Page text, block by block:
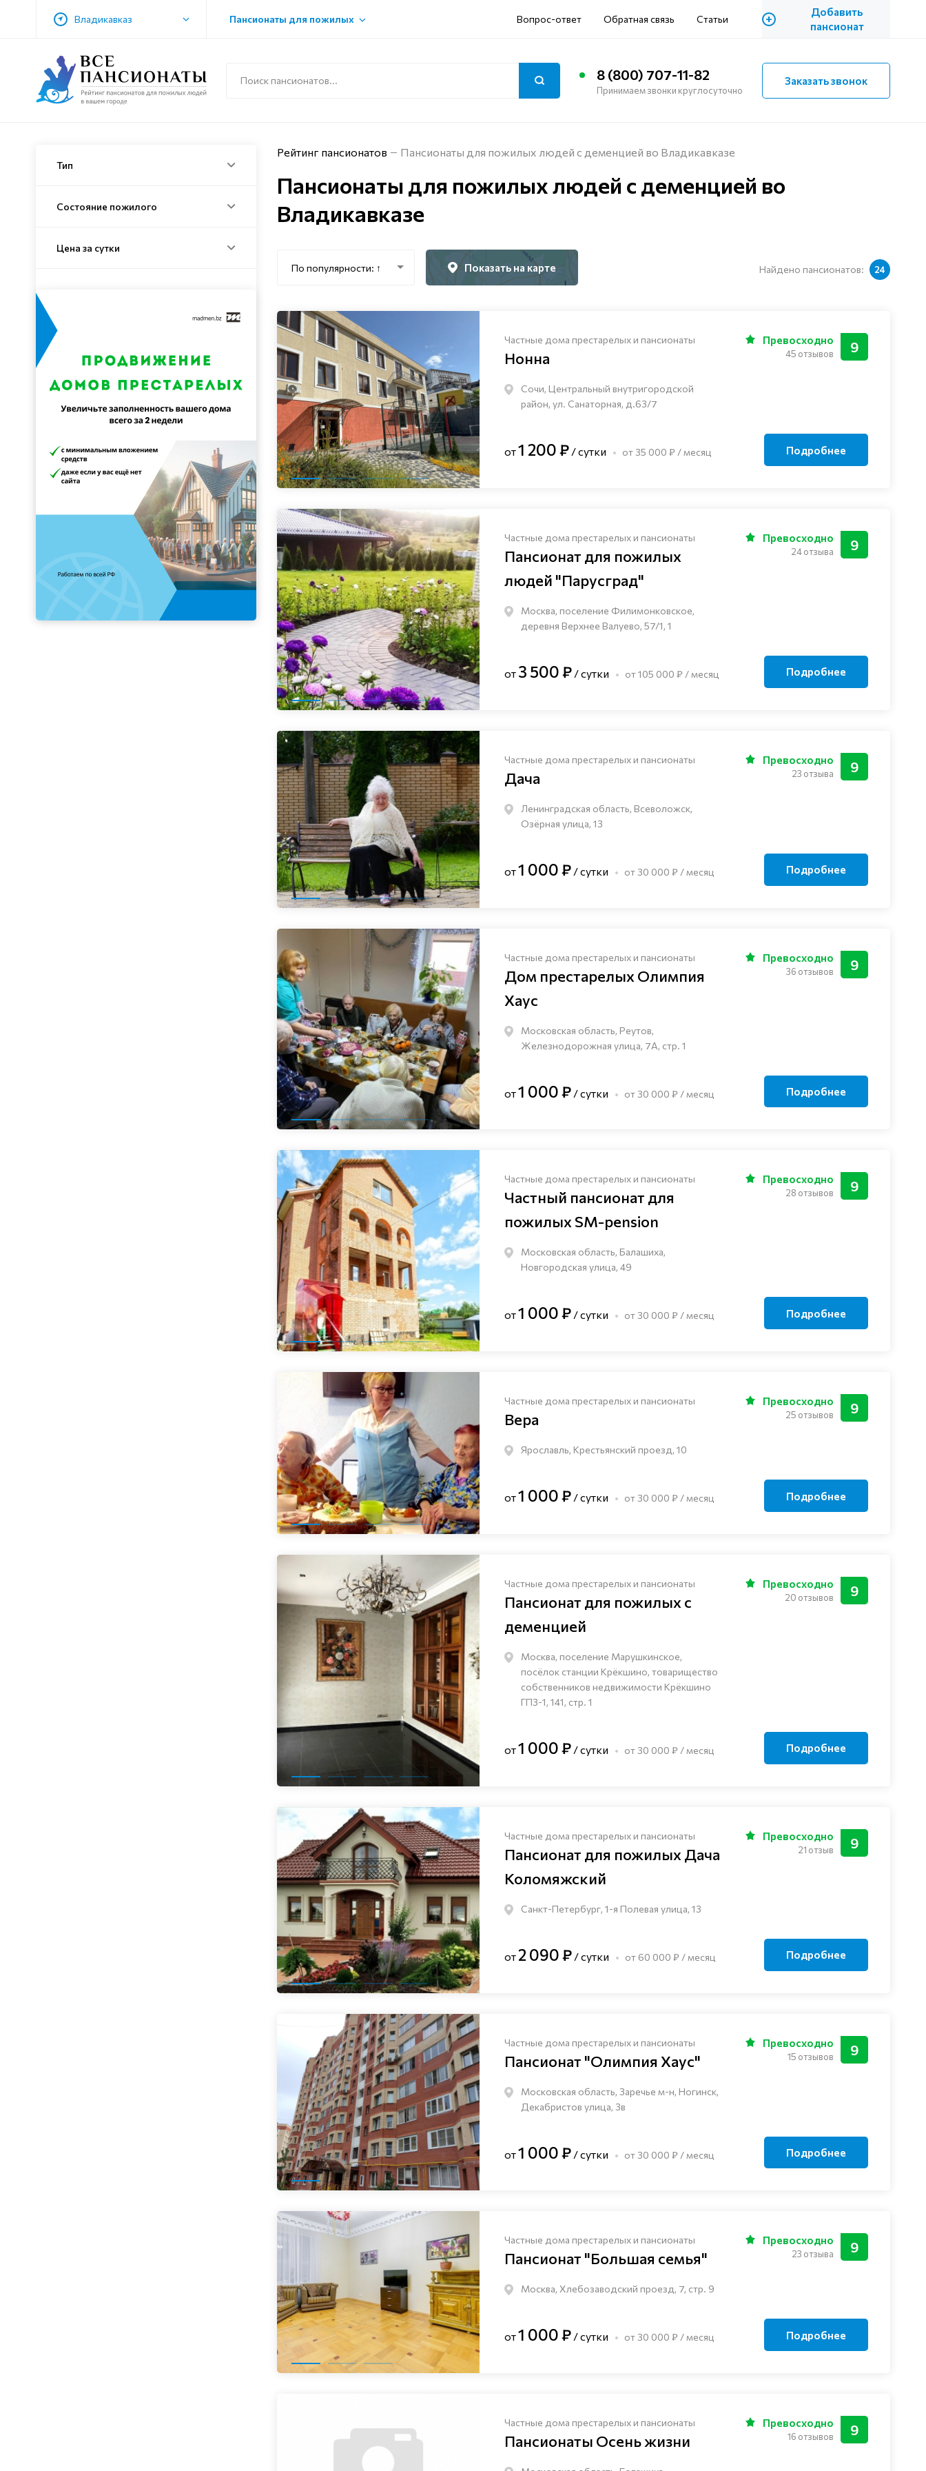
Владикавказ Пансионаты для пожилых Вопрос-ответ Обратная связь Статьи +
Добавить
пансионат
8 (800) 707-11-82
Принимаем звонки круглосуточно
Заказать звонок
Тип
Состояние пожилого
Цена за сутки
Рейтинг пансионатов Пансионаты для пожилых людей с деменцией во Владикавказе
Пансионаты для пожилых людей с деменцией во
Владикавказе
По популярности: ↑ Показать на карте Найдено пансионатов: 24
Частные дома престарелых и пансионаты
Нонна
Сочи, Центральный внутригородской
район, ул. Санаторная, д.63/7
9
Превосходно
45 отзывов
от1 200 ₽ / сутки от 35 000 ₽ / месяц Подробнее
Частные дома престарелых и пансионаты
Пансионат для пожилых
людей "Парусград"
Москва, поселение Филимонковское,
деревня Верхнее Валуево, 57/1, 1
9
Превосходно
24 отзыва
от 3 500 ₽ / сутки от 105 000 ₽ / месяц Подробнее
Частные дома престарелых и пансионаты
Дача
Ленинградская область, Всеволожск,
Озёрная улица, 13
9
Превосходно
23 отзыва
от1 000 ₽ / сутки от 30 000 ₽ / месяц Подробнее
Частные дома престарелых и пансионаты
Дом престарелых Олимпия
Хаус
Московская область, Реутов,
Железнодорожная улица, 7А, стр. 1
9
Превосходно
36 отзывов
от1 000 ₽ / сутки от 30 000 ₽ / месяц Подробнее
Частные дома престарелых и пансионаты
Частный пансионат для
пожилых SM-pension
Московская область, Балашиха,
Новгородская улица, 49
9
Превосходно
28 отзывов
от1 000 ₽ / сутки от 30 000 ₽ / месяц Подробнее
Частные дома престарелых и пансионаты
Вера
Ярославль, Крестьянский проезд, 10
9
Превосходно
25 отзывов
от1 000 ₽ / сутки от 30 000 ₽ / месяц Подробнее
Частные дома престарелых и пансионаты
Пансионат для пожилых с
деменцией
Москва, поселение Марушкинское,
посёлок станции Крёкшино, товарищество
собственников недвижимости Крёкшино
ГПЗ-1, 141, стр. 1
9
Превосходно
20 отзывов
от1 000 ₽ / сутки от 30 000 ₽ / месяц Подробнее
Частные дома престарелых и пансионаты
Пансионат для пожилых Дача
Коломяжский
Санкт-Петербург, 1-я Полевая улица, 13
9
Превосходно
21 отзыв
от 2 090 ₽ / сутки от 60 000 ₽ / месяц Подробнее
Частные дома престарелых и пансионаты
Пансионат "Олимпия Хаус"
Московская область, Заречье м-н, Ногинск, ​
Декабристов улица, 3в
9
Превосходно
15 отзывов
от1 000 ₽ / сутки от 30 000 ₽ / месяц Подробнее
Частные дома престарелых и пансионаты
Пансионат "Большая семья"
Москва, Хлебозаводский проезд, 7, стр. 9
9
Превосходно
23 отзыва
от1 000 ₽ / сутки от 30 000 ₽ / месяц Подробнее
Частные дома престарелых и пансионаты
Пансионаты Осень жизни
9
Превосходно
16 отзывов